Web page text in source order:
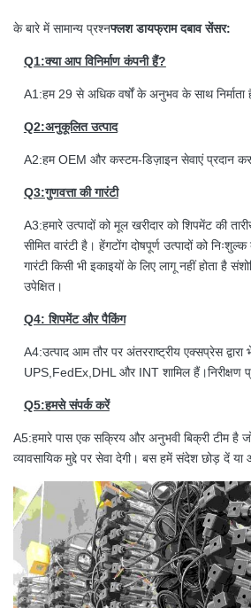
के बारे में सामान्य प्रश्नफ्लश डायफ्राम दबाव सेंसर:
Q1:क्या आप विनिर्माण कंपनी हैं?
A1:हम 29 से अधिक वर्षों के अनुभव के साथ निर्माता
Q2:अनुकूलित उत्पाद
A2:हम OEM और कस्टम-डिज़ाइन सेवाएं प्रदान
Q3:गुणवत्ता की गारंटी
A3:हमारे उत्पादों को मूल खरीदार को शिपमेंट की
सीमित वारंटी है। हेंगटोंग दोषपूर्ण उत्पादों को
गारंटी किसी भी इकाइयों के लिए लागू नहीं होता है
उपेक्षित।
Q4: शिपमेंट और पैकिंग
A4:उत्पाद आम तौर पर अंतरराष्ट्रीय एक्सप्रेस
UPS,FedEx,DHL और INT शामिल हैं।निरीक्षण
Q5:हमसे संपर्क करें
A5:हमारे पास एक सक्रिय और अनुभवी बिक्री टीम है
व्यावसायिक मुद्दे पर सेवा देगी। बस हमें संदेश छोड़ दें